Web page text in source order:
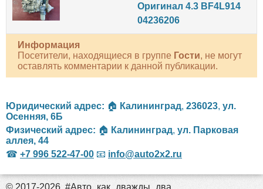
Оригинал 4.3 BF4L914
04236206
Информация
Посетители, находящиеся в группе Гости, не могут
оставлять комментарии к данной публикации.
Юридический адрес: 🏠 Калининград, 236023, ул.
Осенняя, 6Б
Физический адрес: 🏠 Калининград, ул. Парковая
аллея, 44
☎ +7 996 522-47-00 📧 info@auto2x2.ru
© 2017-2026. #Авто_как_дважды_два